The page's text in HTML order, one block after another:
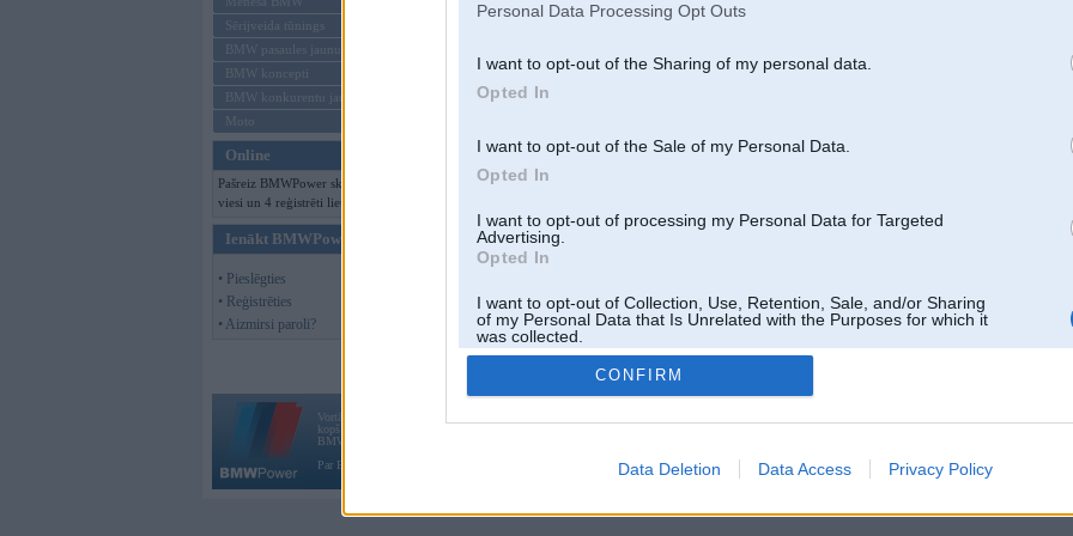
Personal Data Processing Opt Outs
I want to opt-out of the Sharing of my personal data.
Opted In
I want to opt-out of the Sale of my Personal Data.
Opted In
I want to opt-out of processing my Personal Data for Targeted
Advertising.
Opted In
I want to opt-out of Collection, Use, Retention, Sale, and/or Sharing
of my Personal Data that Is Unrelated with the Purposes for which it
was collected.
Opted Out
CONFIRM
Data Deletion Data Access Privacy Policy
Sērijveida tūnings
BMW pasaules jaunumi
BMW koncepti
BMW konkurentu jaunumi
Moto
Online
Pašreiz BMWPower skatās 382
viesi un 4 reģistrēti lietotāji.
Ienākt BMWPower
• Pieslēgties
• Reģistrēties
• Aizmirsi paroli?
Vortāls BMWPower.lv darbojas
kopš 2002. gada 14. maija. Tas nav auto klubs un nav saistīts ar
BMW AG.
Par BMWPower